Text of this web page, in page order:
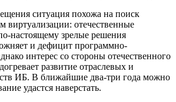
ситуация похожа на поиск
виртуализации: отечественные
настоящему зрелые решения
и дефицит программно-
интерес со стороны отечественного
развитие отраслевых и
ИБ. В ближайшие два-три года можно
удастся наверстать.